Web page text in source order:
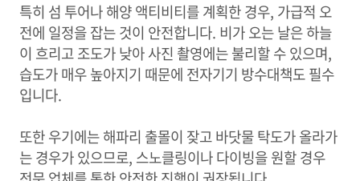
특히 섬 투어나 해양 액티비티를 계획한 경우, 가급적 오
전에 일정을 잡는 것이 안전합니다. 비가 오는 날은 하늘
이 흐리고 조도가 낮아 사진 촬영에는 불리할 수 있으며,
습도가 매우 높아지기 때문에 전자기기 방수대책도 필수
입니다.
또한 우기에는 해파리 출몰이 잦고 바닷물 탁도가 올라가
는 경우가 있으므로, 스노클링이나 다이빙을 원할 경우